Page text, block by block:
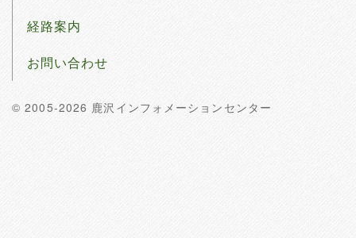
経路案内
お問い合わせ
© 2005-2026 鹿沢インフォメーションセンター